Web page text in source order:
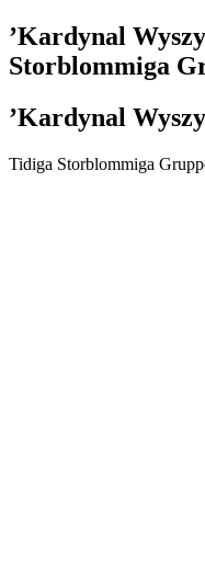
’Kardynal
Storblommiga
’Kardynal
Tidiga Storblommiga